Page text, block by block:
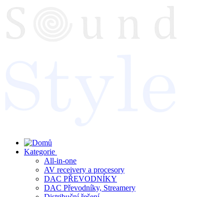
content
Kategorie
All-in-one
AV receivery a procesory
DAC PŘEVODNÍKY
DAC Převodníky, Streamery